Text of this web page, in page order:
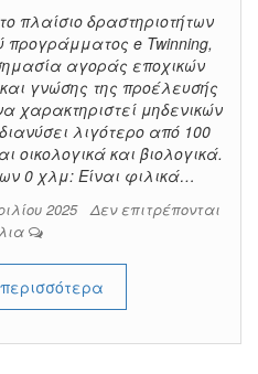
πλαίσιο δραστηριοτήτων
προγράμματος e Twinning,
αγοράς εποχικών
γνώσης της προέλευσής
χαρακτηριστεί μηδενικών
λιγότερο από 100
οικολογικά και βιολογικά.
0 χλμ: Είναι φιλικά…
2025 Δεν επιτρέπονται